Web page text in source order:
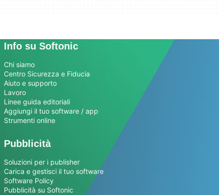
Info su Softonic
Chi siamo
Centro Sicurezza e Fiducia
Aiuto e supporto
Lavoro
Linee guida editoriali
Aggiungi il tuo software / app
Strumenti online
Pubblicità
Soluzioni per i publisher
Carica e gestisci il tuo software
Software Policy
Pubblicità su Softonic